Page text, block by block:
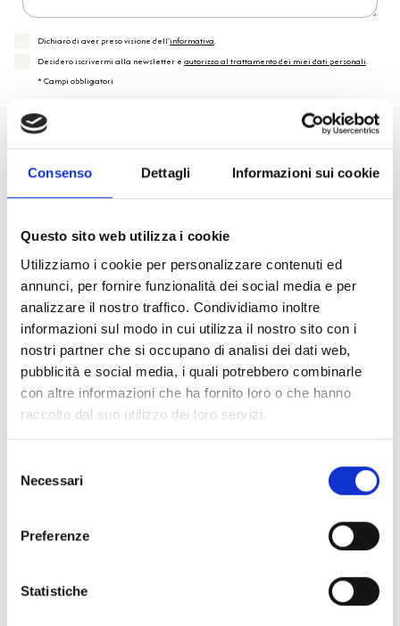
Consenso Dettagli Informazioni sui cookie
Questo sito web utilizza i cookie
Utilizziamo i cookie per personalizzare contenuti ed
annunci, per fornire funzionalità dei social media e per
analizzare il nostro traffico. Condividiamo inoltre
informazioni sul modo in cui utilizza il nostro sito con i
nostri partner che si occupano di analisi dei dati web,
pubblicità e social media, i quali potrebbero combinarle
con altre informazioni che ha fornito loro o che hanno
raccolto dal suo utilizzo dei loro servizi.
delNecessari
Preferenze
Statistiche
Dichiaro di aver preso visione dell'informativa.
Desidero iscrivermi alla newsletter e autorizzo al trattamento dei miei dati personali.
* Campi obbligatori
PRONTA consegna
Spedizione Gratuita
Specifiche Tecniche
Per